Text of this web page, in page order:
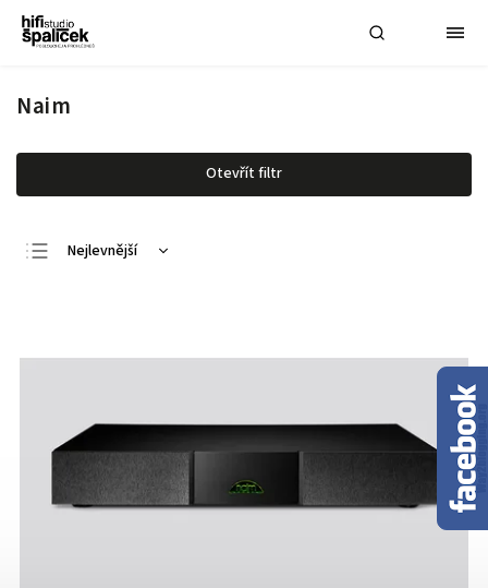
Naim
Otevřít filtr
Nejlevnější
Abecedně